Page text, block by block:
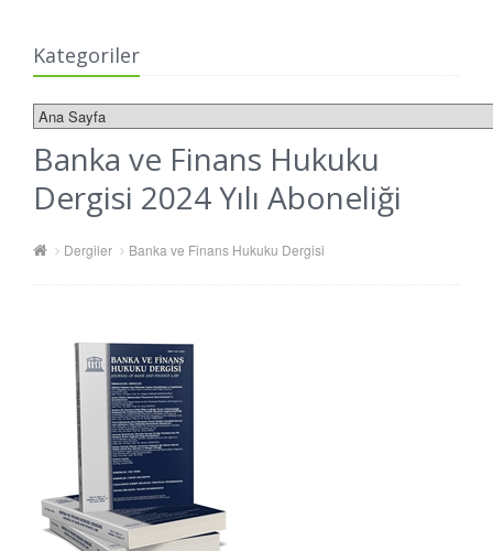
Kategoriler
Banka ve Finans Hukuku
Dergisi 2024 Yılı Aboneliği
Dergiler Banka ve Finans Hukuku Dergisi